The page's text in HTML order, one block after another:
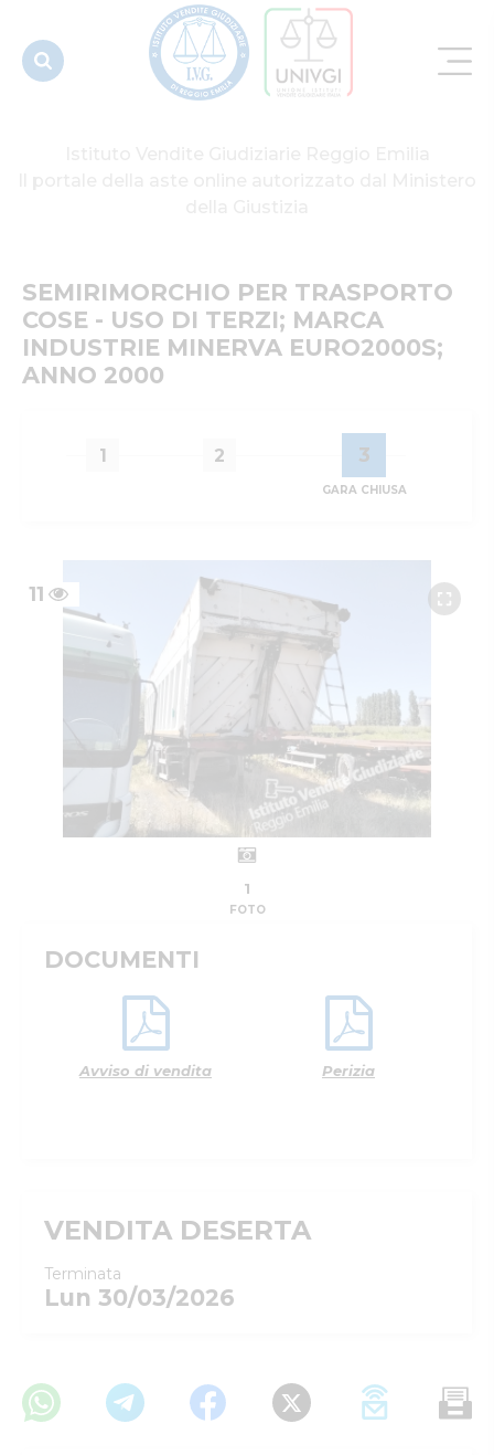
INDUSTRIE
MINERVA
EURO...
SEMIRIMORCHIO PER TRASPORTO
COSE - USO DI TERZI; MARCA
INDUSTRIE MINERVA EURO2000S;
ANNO 2000
1 2 3
GARA CHIUSA
11
1
FOTO
DOCUMENTI
Avviso di vendita Perizia
VENDITA DESERTA
Terminata
Lun 30/03/2026